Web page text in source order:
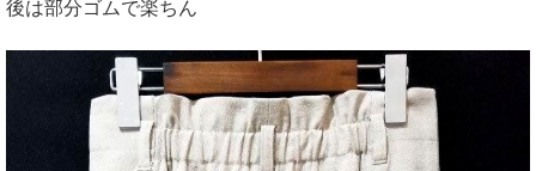
後は部分ゴムで楽ちん